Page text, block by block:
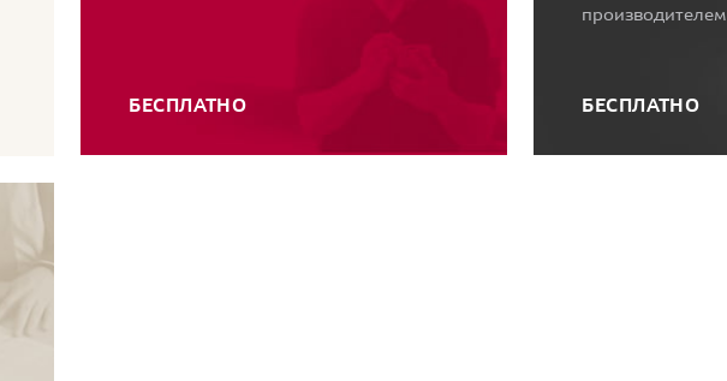
БЕСПЛАТНО
производителем
БЕСПЛАТНО